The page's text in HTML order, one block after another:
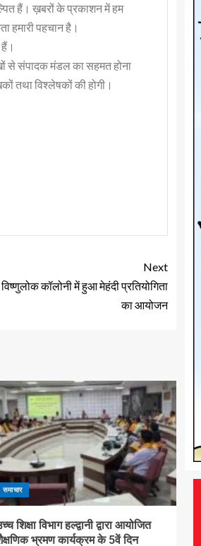
हैं। ख़बरों के प्रकाशन में हम
हमारी पहचान है।
से संपादक मंडल का सहमत होना
तथा विश्लेषकों की होगी।
Next
कॉलोनी में हुआ मेहंदी प्रतियोगिता
का आयोजन
समाचार
शिक्षा विभाग हल्द्वानी द्वारा आयोजित
भ्रमण कार्यक्रम के 5वें दिन